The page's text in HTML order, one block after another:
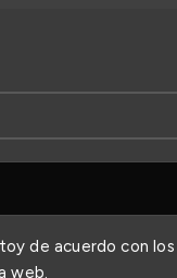
de acuerdo con los
web.